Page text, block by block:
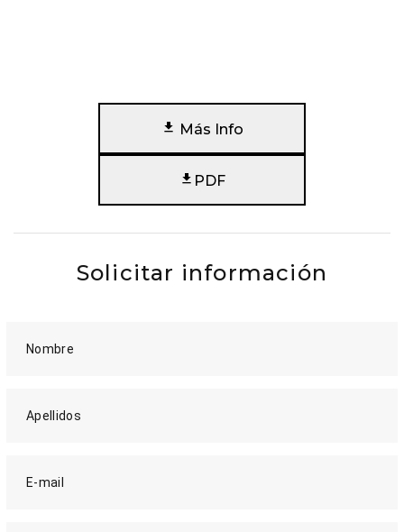
Más Info
PDF
Solicitar información
Nombre
Apellidos
E-mail